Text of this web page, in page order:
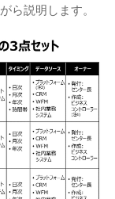
ら説明します。